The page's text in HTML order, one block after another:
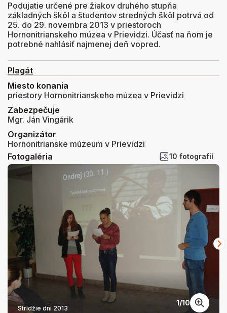
Podujatie určené pre žiakov druhého stupňa
základných škôl a študentov stredných škôl potrvá od
25. do 29. novembra 2013 v priestoroch
Hornonitrianskeho múzea v Prievidzi. Účasť na ňom je
potrebné nahlásiť najmenej deň vopred.
Plagát
Miesto konania
priestory Hornonitrianskeho múzea v Prievidzi
Zabezpečuje
Mgr. Ján Vingárik
Organizátor
Hornonitrianske múzeum v Prievidzi
Fotogaléria
10 fotografií
Stridžie dni 2013
1/10